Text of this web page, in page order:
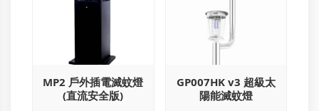
MP2 戶外插電滅蚊燈
(直流安全版)
GP007HK v3 超級太
陽能滅蚊燈